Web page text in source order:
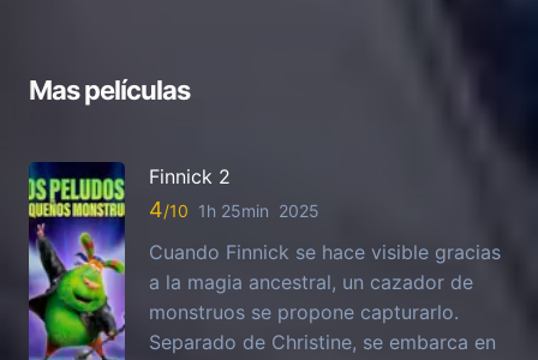
Mas películas
Finnick 2
4 1h 25min 2025
Cuando Finnick se hace visible gracias
a la magia ancestral, un cazador de
monstruos se propone capturarlo.
Separado de Christine, se embarca en